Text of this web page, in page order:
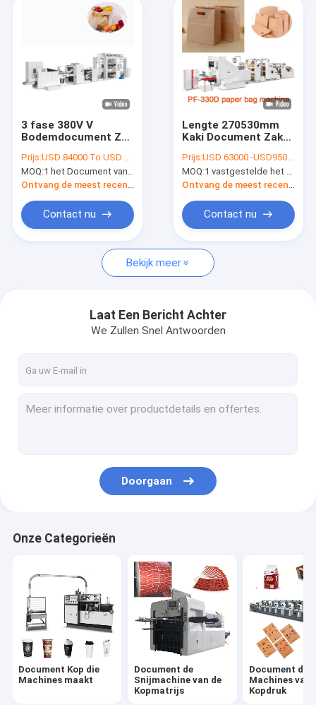
Producten
Ongeveer ons
Fabrieksreis
Nieuws
Document Kop die Machines maakt
Document de Snijmachine van de Kopmatrijs
Document Lunchvakje Machine
Document de machine van de kopverpakking
Document Plaat die Machines maakt
Document die Machines scheuren
De Machine van het kopdeksel
Document Kop Grondstof
3 fase 380V V
Bodemdocument Zak
8800x2300x1900mm
Prijs:USD 84000 To USD 100000 Per Set
MOQ:1 het Document van de reeks/Druk Online V Bodem Zak die Machines maken om Document Zakken te maken
Ontvang de meest recente Prijs
Contact nu
Lengte 270530mm
Kaki Document Zak
maken
Prijs:USD 63000 -USD95000
MOQ:1 vastgestelde het Document van Kraftpapier Khiki Materiële Zakproductielijn om Voedselzak te maken
Ontvang de meest recente Prijs
Contact nu
Bekijk meer
Laat Een Bericht Achter
We Zullen Snel Antwoorden
Doorgaan
Onze Categorieën
Document Kop die
Machines maakt
Document de
Snijmachine van de
Kopmatrijs
Document de
Machines van
Kopdruk